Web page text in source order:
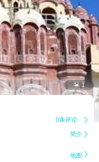
 1
0条评论 
简介 
地图 